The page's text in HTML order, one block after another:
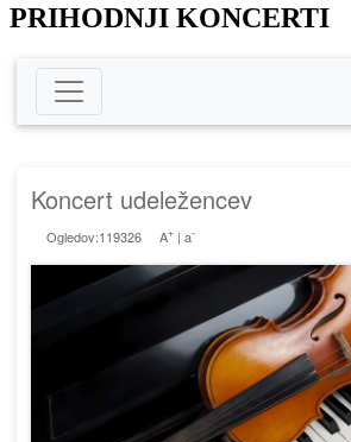
PRIHODNJI KONCERTI
Koncert udeležencev
Ogledov:119326 A+| a-